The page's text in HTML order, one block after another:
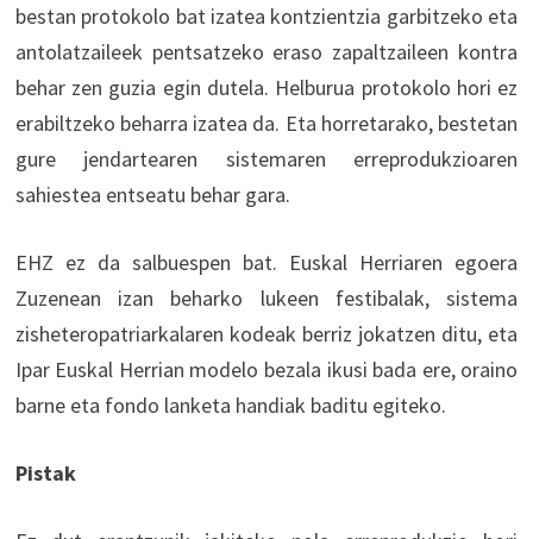
bestan protokolo bat izatea kontzientzia garbitzeko eta
antolatzaileek pentsatzeko eraso zapaltzaileen kontra
behar zen guzia egin dutela. Helburua protokolo hori ez
erabiltzeko beharra izatea da. Eta horretarako, bestetan
gure jendartearen sistemaren erreprodukzioaren
sahiestea entseatu behar gara.
EHZ ez da salbuespen bat. Euskal Herriaren egoera
Zuzenean izan beharko lukeen festibalak, sistema
zisheteropatriarkalaren kodeak berriz jokatzen ditu, eta
Ipar Euskal Herrian modelo bezala ikusi bada ere, oraino
barne eta fondo lanketa handiak baditu egiteko.
Pistak